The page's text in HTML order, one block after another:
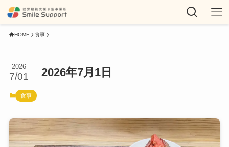
HOME 食事
2026年7月1日
2026
7/01
食事